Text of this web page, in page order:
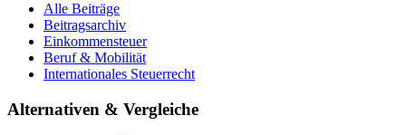
Alle Beiträge
Beitragsarchiv
Einkommensteuer
Beruf & Mobilität
Internationales Steuerrecht
Alternativen & Vergleiche